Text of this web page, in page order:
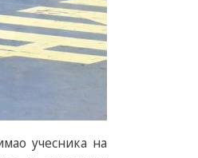
учесника на